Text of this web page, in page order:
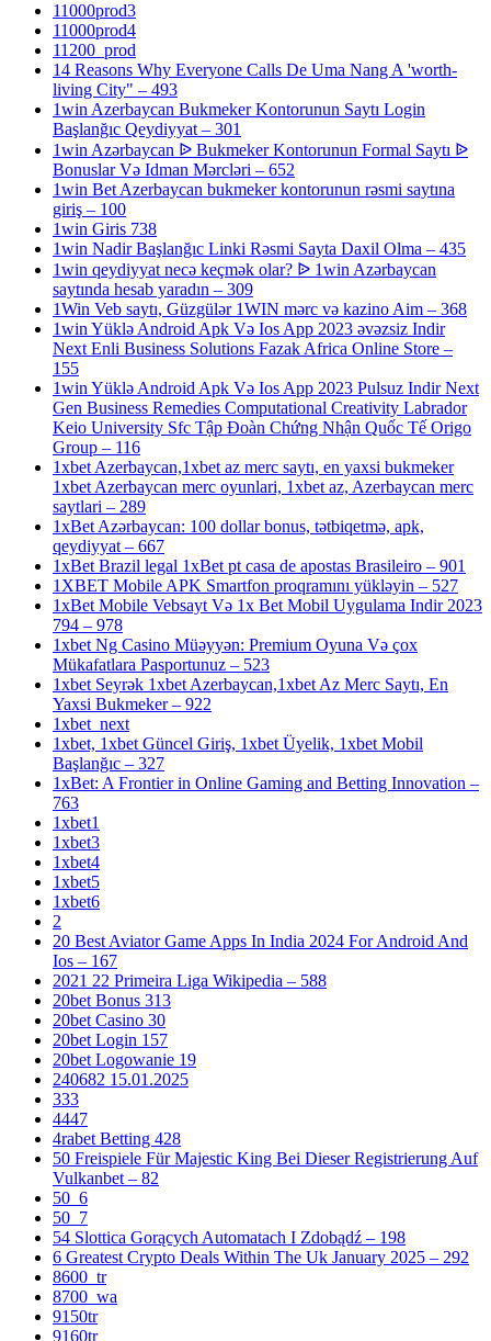
11000prod3
11000prod4
11200_prod
14 Reasons Why Everyone Calls De Uma Nang A 'worth-
living City" – 493
1win Azerbaycan Bukmeker Kontorunun Saytı Login
Başlanğıc Qeydiyyat – 301
1win Azərbaycan ᐉ Bukmeker Kontorunun Formal Saytı ᐉ
Bonuslar Və Idman Mərcləri – 652
1win Bet Azerbaycan bukmeker kontorunun rəsmi saytına
giriş – 100
1win Giris 738
1win Nadir Başlanğıc Linki Rəsmi Sayta Daxil Olma – 435
1win qeydiyyat necə keçmək olar? ᐉ 1win Azərbaycan
saytında hesab yaradın – 309
1Win Veb saytı, Güzgülər 1WIN mərc və kazino Aim – 368
1win Yüklə Android Apk Və Ios App 2023 əvəzsiz Indir
Next Enli Business Solutions Fazak Africa Online Store –
155
1win Yüklə Android Apk Və Ios App 2023 Pulsuz Indir Next
Gen Business Remedies Computational Creativity Labrador
Keio University Sfc Tập Đoàn Chứng Nhận Quốc Tế Origo
Group – 116
1xbet Azerbaycan,1xbet az merc saytı, en yaxsi bukmeker
1xbet Azerbaycan merc oyunlari, 1xbet az, Azerbaycan merc
saytlari – 289
1xBet Azərbaycan: 100 dollar bonus, tətbiqetmə, apk,
qeydiyyat – 667
1xBet Brazil legal 1xBet pt casa de apostas Brasileiro – 901
1XBET Mobile APK Smartfon proqramını yükləyin – 527
1xBet Mobile Vebsayt Və 1x Bet Mobil Uygulama Indir 2023
794 – 978
1xbet Ng Casino Müəyyən: Premium Oyuna Və çox
Mükafatlara Pasportunuz – 523
1xbet Seyrək 1xbet Azerbaycan,1xbet Az Merc Saytı, En
Yaxsi Bukmeker – 922
1xbet_next
1xbet, 1xbet Güncel Giriş, 1xbet Üyelik, 1xbet Mobil
Başlanğıc – 327
1xBet: A Frontier in Online Gaming and Betting Innovation –
763
1xbet1
1xbet3
1xbet4
1xbet5
1xbet6
2
20 Best Aviator Game Apps In India 2024 For Android And
Ios – 167
2021 22 Primeira Liga Wikipedia – 588
20bet Bonus 313
20bet Casino 30
20bet Login 157
20bet Logowanie 19
240682 15.01.2025
333
4447
4rabet Betting 428
50 Freispiele Für Majestic King Bei Dieser Registrierung Auf
Vulkanbet – 82
50_6
50_7
54 Slottica Gorących Automatach I Zdobądź – 198
6 Greatest Crypto Deals Within The Uk January 2025 – 292
8600_tr
8700_wa
9150tr
9160tr